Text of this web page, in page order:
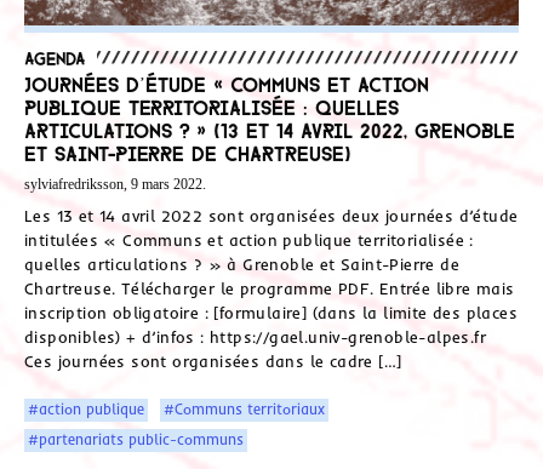
Agenda
Journées d’étude « Communs et action
publique territorialisée : quelles
articulations ? » (13 et 14 avril 2022, Grenoble
et Saint-Pierre de Chartreuse)
sylviafredriksson, 9 mars 2022.
Les 13 et 14 avril 2022 sont organisées deux journées d’étude
intitulées « Communs et action publique territorialisée :
quelles articulations ? » à Grenoble et Saint-Pierre de
Chartreuse. Télécharger le programme PDF. Entrée libre mais
inscription obligatoire : [formulaire] (dans la limite des places
disponibles) + d’infos : https://gael.univ-grenoble-alpes.fr
Ces journées sont organisées dans le cadre […]
#action publique
#Communs territoriaux
#partenariats public-communs